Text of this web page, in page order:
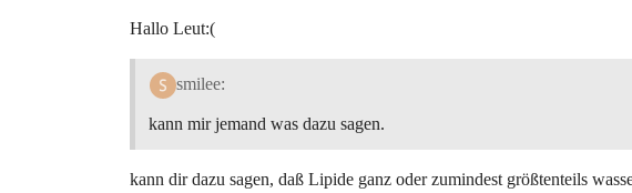
Hallo Leut:(
smilee:
kann mir jemand was dazu sagen.
kann dir dazu sagen, daß Lipide ganz oder zumindest größtenteils